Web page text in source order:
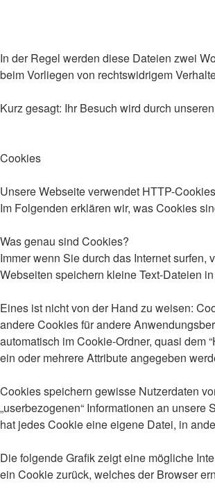
In der Regel werden diese Dateien zwei
beim Vorliegen von rechtswidrigem
Kurz gesagt: Ihr Besuch wird durch
Cookies
Unsere Webseite verwendet HTTP-
Im Folgenden erklären wir, was Cookies
Was genau sind Cookies?
Immer wenn Sie durch das Internet
Webseiten speichern kleine Text-Dateien
Eines ist nicht von der Hand zu weisen:
andere Cookies für andere
automatisch im Cookie-Ordner, quasi dem
ein oder mehrere Attribute angegeben
Cookies speichern gewisse Nutzerdaten
„userbezogenen“ Informationen an
hat jedes Cookie eine eigene Datei, in
Die folgende Grafik zeigt eine mögliche
ein Cookie zurück, welches der Browser